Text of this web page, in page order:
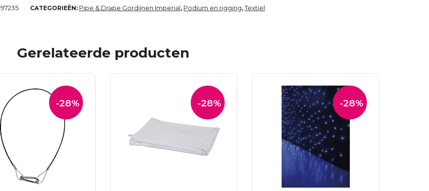
97235 CATEGORIEËN: Pipe & Drape Gordijnen Imperial, Podium en rigging,Textiel
Gerelateerde producten
-28% -28% -28%